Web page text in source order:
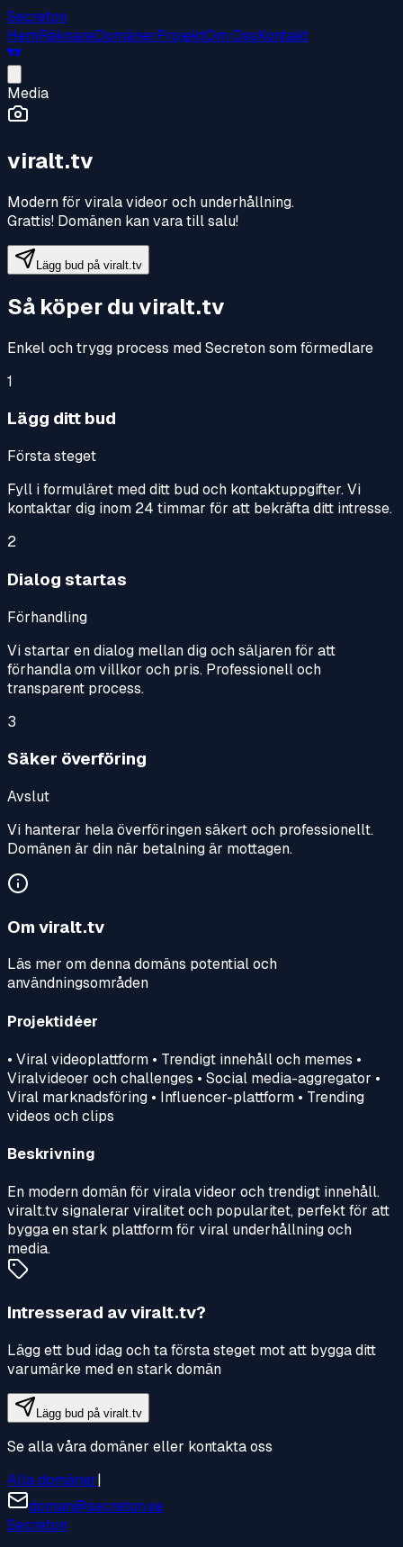
Secreton
HemRäknareDomänerProjektOm OssKontakt
Media
viralt.tv
Modern för virala videor och underhållning.
Grattis! Domänen kan vara till salu!
Lägg bud på viralt.tv
Så köper duviralt.tv
Enkel och trygg process med Secreton som förmedlare
1
Lägg ditt bud
Första steget
Fyll i formuläret med ditt bud och kontaktuppgifter. Vi
kontaktar dig inom 24 timmar för att bekräfta ditt intresse.
2
Dialog startas
Förhandling
Vi startar en dialog mellan dig och säljaren för att
förhandla om villkor och pris. Professionell och
transparent process.
3
Säker överföring
Avslut
Vi hanterar hela överföringen säkert och professionellt.
Domänen är din när betalning är mottagen.
Om viralt.tv
Läs mer om denna domäns potential och
användningsområden
Projektidéer
• Viral videoplattform • Trendigt innehåll och memes •
Viralvideoer och challenges • Social media-aggregator •
Viral marknadsföring • Influencer-plattform • Trending
videos och clips
Beskrivning
En modern domän för virala videor och trendigt innehåll.
viralt.tv signalerar viralitet och popularitet, perfekt för att
bygga en stark plattform för viral underhållning och
media.
Intresserad avviralt.tv?
Lägg ett bud idag och ta första steget mot att bygga ditt
varumärke med en stark domän
Lägg bud på viralt.tv
Se alla våra domäner eller kontakta oss
Alla domäner|
doman@secreton.se
Secreton